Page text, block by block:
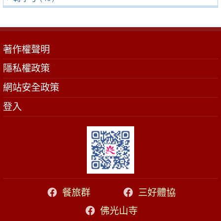
著作權聲明
隱私權政策
網站安全政策
登入
餐旅群
三好體協
佛光山寺